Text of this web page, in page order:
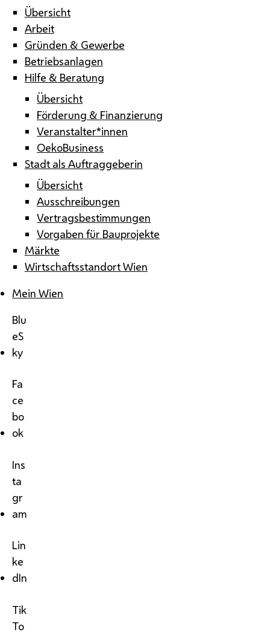
Übersicht
Arbeit
Gründen & Gewerbe
Betriebsanlagen
Hilfe & Beratung
Übersicht
Förderung & Finanzierung
Veranstalter*innen
OekoBusiness
Stadt als Auftraggeberin
Übersicht
Ausschreibungen
Vertragsbestimmungen
Vorgaben für Bauprojekte
Märkte
Wirtschaftsstandort Wien
Mein Wien
Blu
eS
ky
Fa
ce
bo
ok
Ins
ta
gr
am
Lin
ke
dIn
Tik
To